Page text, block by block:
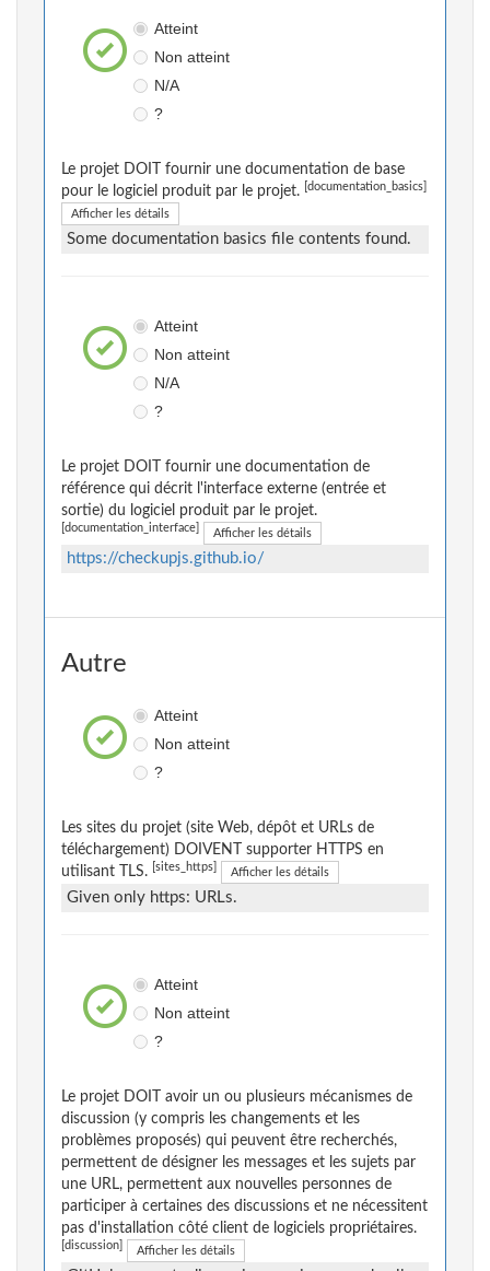
Atteint
Non atteint
N/A
?
Le projet DOIT fournir une documentation de base
pour le logiciel produit par le projet.
[documentation_basics]
Afficher les détails
Some documentation basics file contents found.
Atteint
Non atteint
N/A
?
Le projet DOIT fournir une documentation de
référence qui décrit l'interface externe (entrée et
sortie) du logiciel produit par le projet.
[documentation_interface] Afficher les détails
https://checkupjs.github.io/
Autre
Atteint
Non atteint
?
Les sites du projet (site Web, dépôt et URLs de
téléchargement) DOIVENT supporter HTTPS en
utilisant TLS.
[sites_https] Afficher les détails
Given only https: URLs.
Atteint
Non atteint
?
Le projet DOIT avoir un ou plusieurs mécanismes de
discussion (y compris les changements et les
problèmes proposés) qui peuvent être recherchés,
permettent de désigner les messages et les sujets par
une URL, permettent aux nouvelles personnes de
participer à certaines des discussions et ne nécessitent
pas d'installation côté client de logiciels propriétaires.
[discussion] Afficher les détails